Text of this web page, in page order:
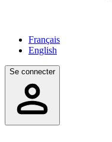
Français
English
Se connecter